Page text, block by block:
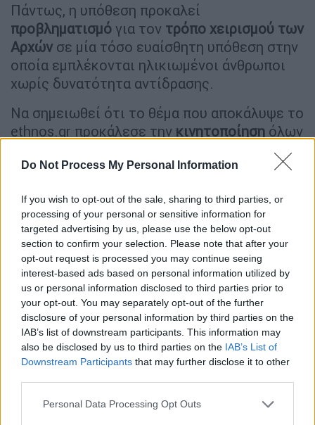
Do Not Process My Personal Information
If you wish to opt-out of the sale, sharing to third parties, or
processing of your personal or sensitive information for
targeted advertising by us, please use the below opt-out
section to confirm your selection. Please note that after your
opt-out request is processed you may continue seeing
interest-based ads based on personal information utilized by
us or personal information disclosed to third parties prior to
your opt-out. You may separately opt-out of the further
disclosure of your personal information by third parties on the
IAB’s list of downstream participants. This information may
also be disclosed by us to third parties on the IAB’s List of
Downstream Participants that may further disclose it to other
Please note that this website/app uses one or more Google
Personal Data Processing Opt Outs
Πάντως, η υπόθεση προκαλεί
προβληματισμό για τον τρόπο χειρισμού των
Αρχών σε μία τόσο ευαίσθητη υπόθεση στην
οποία εμπλέκονται ηλικιωμένοι άνθρωποι
χωρίς δυνατότητα αντίδρασης.
Να σημειωθεί ότι το θέμα που αποκάλυψε το
ethnos.gr προκάλεσε την κινητοποίηση όλων
ελέγχου των γηροκομείων ανήκει στην
υπουργείου Εργασίας και Κοινωνικών
Υποθέσεων και ειδικότερα της υφυπουργού
Δόμνας Μιχαηλίδου -η οποία μέχρι στιγμής
δεν έχει τοποθετηθεί για το θέμα.
Η ίδια πάντως, σε αντίστοιχη περίπτωση
στην Κρήτη όπου επίσης βασανίζονταν
ηλικιωμένοι άνθρωποι, είχε παρέμβει
δηλώνοντας πως θαελεγχθούνόλες οι
δομές.
οι ίδιοιιδιοκτήτεςφέρονται να είχαν
κι